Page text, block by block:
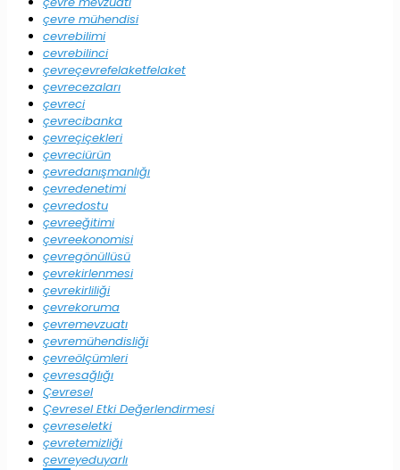
çevre mühendisi
cevrebilimi
cevrebilinci
çevreçevrefelaketfelaket
çevrecezaları
çevreci
çevrecibanka
çevreçiçekleri
çevreciürün
çevredanışmanlığı
çevredenetimi
çevredostu
çevreeğitimi
çevreekonomisi
çevregönüllüsü
çevrekirlenmesi
çevrekirliliği
çevrekoruma
çevremevzuatı
çevremühendisliği
çevreölçümleri
çevresağlığı
Çevresel
Çevresel Etki Değerlendirmesi
çevreseletki
çevretemizliği
çevreyeduyarlı